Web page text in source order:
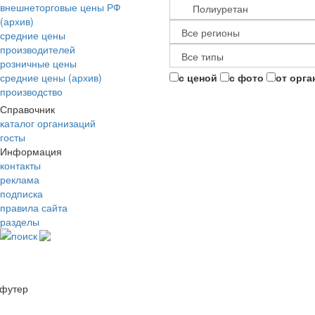
внешнеторговые цены РФ
(архив)
средние цены
производителей
розничные цены
средние цены (архив)
производство
Справочник
каталог организаций
госты
Информация
контакты
реклама
подписка
правила сайта
разделы
поиск
с ценой с фото от
футер